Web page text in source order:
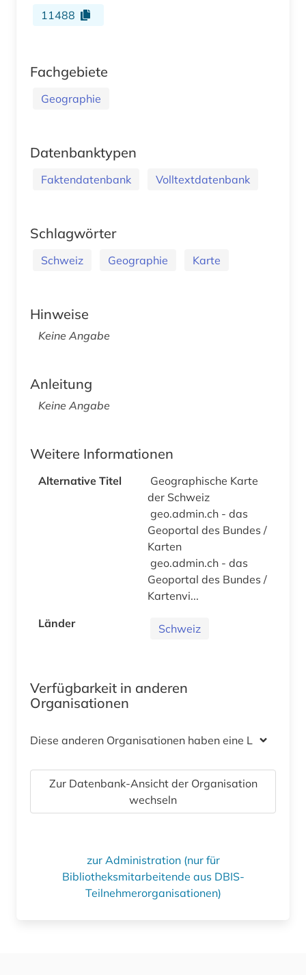
11488
Fachgebiete
Geographie
Datenbanktypen
Faktendatenbank Volltextdatenbank
Schlagwörter
Schweiz Geographie Karte
Hinweise
Keine Angabe
Anleitung
Keine Angabe
Weitere Informationen
Alternative Titel
Geographische Karte
der Schweiz
geo.admin.ch - das
Geoportal des Bundes /
Karten
geo.admin.ch - das
Geoportal des Bundes /
Kartenvi...
Länder
Schweiz
Verfügbarkeit in anderen
Organisationen
Diese anderen Organisationen haben eine Lizenz
Zur Datenbank-Ansicht der Organisation
wechseln
zur Administration (nur für
Bibliotheksmitarbeitende aus DBIS-
Teilnehmerorganisationen)